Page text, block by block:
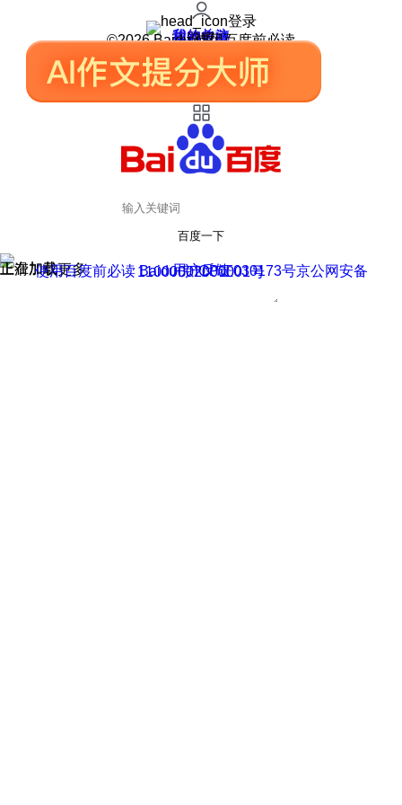
登录
我的关注
我的收藏
皮肤中心
用户反馈
设置
©2026 Baidu 使用百度前必读
百度一下
正在加载
上滑加载更多 用户反馈
使用百度前必读 Baidu 京ICP证030173号
京公网安备11000002000001号